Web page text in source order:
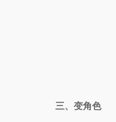
三、变角色